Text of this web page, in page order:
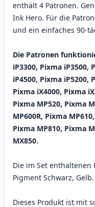
enthält 4 Patronen.
Ink Hero. Für die
und ein einfaches 90-
Die Patronen
iP3300, Pixma iP3500,
iP4500, Pixma iP5200,
Pixma iX4000, Pixma
Pixma MP520, Pixma
MP600R, Pixma
Pixma MP810, Pixma
MX850.
Die im Set enthaltenen
Pigment Schwarz, Gelb.
Dieses Produkt ist mit